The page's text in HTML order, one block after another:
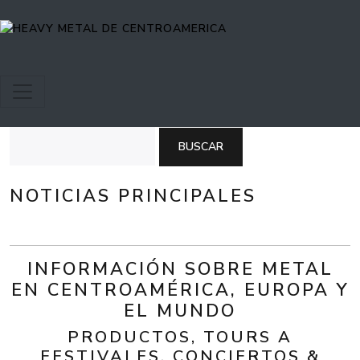
NOTICIAS PRINCIPALES
INFORMACIÓN SOBRE METAL
EN CENTROAMÉRICA, EUROPA Y
EL MUNDO
PRODUCTOS, TOURS A